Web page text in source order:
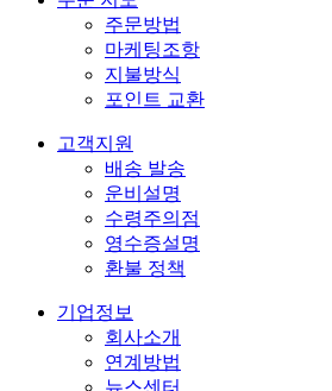
주문방법
마케팅조항
지불방식
포인트 교환
고객지원
배송 발송
운비설명
수령주의점
영수증설명
환불 정책
기업정보
회사소개
연계방법
뉴스센터